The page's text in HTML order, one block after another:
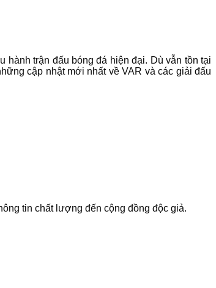
hành trận đấu bóng đá hiện đại. Dù vẫn tồn tại
cập nhật mới nhất về VAR và các giải đấu
tin chất lượng đến cộng đồng độc giả.